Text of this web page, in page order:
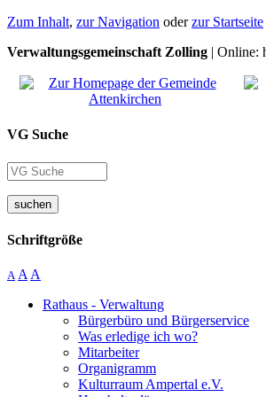
Zum Inhalt, zur Navigation oderzur Startseite
Verwaltungsgemeinschaft Zolling | Online:
VG Suche
suchen
Schriftgröße
A A A
Rathaus - Verwaltung
Bürgerbüro und Bürgerservice
Was erledige ich wo?
Mitarbeiter
Organigramm
Kulturraum Ampertal e.V.